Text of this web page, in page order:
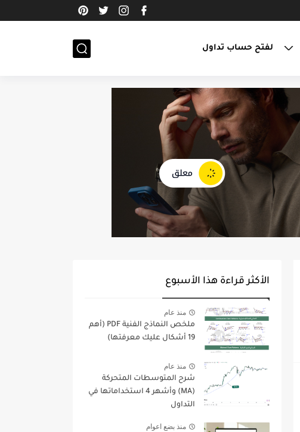
لفتح حساب تداول
الأكثر قراءة هذا الأسبوع
منذ عام
ملخص النماذج الفنية PDF (أهم
19 أشكال عليك معرفتها)
منذ عام
شرح المتوسطات المتحركة
(MA) وأشهر 4 استخداماتها في
التداول
منذ بضع اعوام